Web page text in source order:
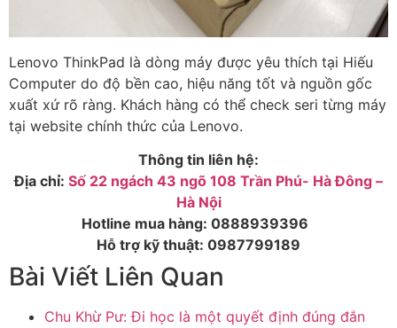
Lenovo ThinkPad là dòng máy được yêu thích tại Hiếu
Computer do độ bền cao, hiệu năng tốt và nguồn gốc
xuất xứ rõ ràng. Khách hàng có thể check seri từng máy
tại website chính thức của Lenovo.
Thông tin liên hệ:
Địa chỉ: Số 22 ngách 43 ngõ 108 Trần Phú- Hà Đông –
Hà Nội
Hotline mua hàng: 0888939396
Hỗ trợ kỹ thuật: 0987799189
Bài Viết Liên Quan
Chu Khừ Pư: Đi học là một quyết định đúng đắn